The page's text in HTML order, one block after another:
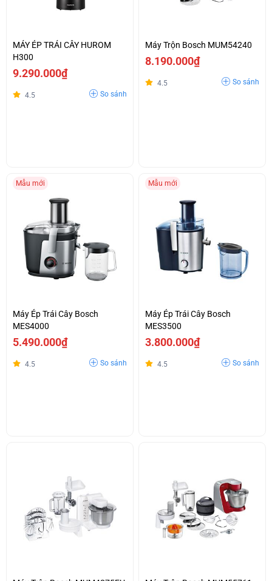
MÁY ÉP TRÁI CÂY HUROM
H300
9.290.000₫
4.5 So sánh
Máy Trộn Bosch MUM54240
8.190.000₫
4.5 So sánh
Mẫu mới
Máy Ép Trái Cây Bosch
MES4000
5.490.000₫
4.5 So sánh
Mẫu mới
Máy Ép Trái Cây Bosch
MES3500
3.800.000₫
4.5 So sánh